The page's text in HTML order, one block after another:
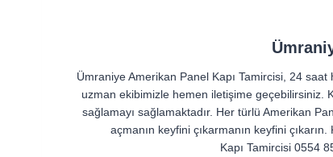
Ümraniye Amerikan Panel Kapı Tamircisi, 24 saat
uzman ekibimizle hemen iletişime geçebilirsiniz.
sağlamayı sağlamaktadır. Her türlü Amerikan
açmanın keyfini çıkarmanın keyfini
Kapı Tamircisi 0554